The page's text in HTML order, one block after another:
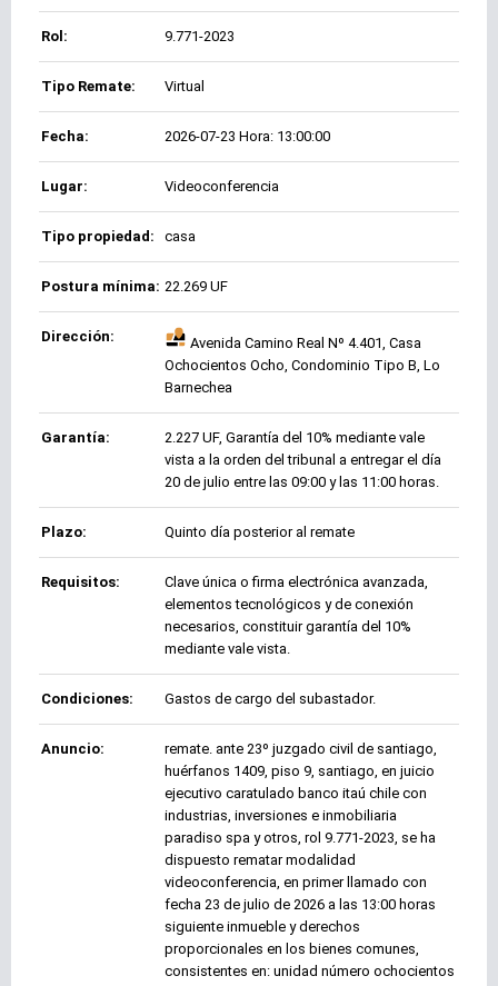
Rol: 9.771-2023
Tipo Remate: Virtual
Fecha: 2026-07-23 Hora: 13:00:00
Lugar: Videoconferencia
Tipo propiedad: casa
Postura mínima: 22.269 UF
Dirección:
Avenida Camino Real Nº 4.401, Casa
Ochocientos Ocho, Condominio Tipo B, Lo
Barnechea
Garantía:
2.227 UF, Garantía del 10% mediante vale
vista a la orden del tribunal a entregar el día
20 de julio entre las 09:00 y las 11:00 horas.
Plazo: Quinto día posterior al remate
Requisitos:
Clave única o firma electrónica avanzada,
elementos tecnológicos y de conexión
necesarios, constituir garantía del 10%
mediante vale vista.
Condiciones: Gastos de cargo del subastador.
Anuncio:
remate. ante 23º juzgado civil de santiago,
huérfanos 1409, piso 9, santiago, en juicio
ejecutivo caratulado banco itaú chile con
industrias, inversiones e inmobiliaria
paradiso spa y otros, rol 9.771-2023, se ha
dispuesto rematar modalidad
videoconferencia, en primer llamado con
fecha 23 de julio de 2026 a las 13:00 horas
siguiente inmueble y derechos
proporcionales en los bienes comunes,
consistentes en: unidad número ochocientos